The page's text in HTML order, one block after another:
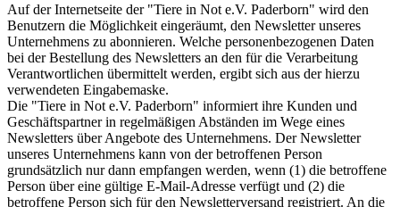
Auf der Internetseite der "Tiere in Not e.V. Paderborn" wird den
Benutzern die Möglichkeit eingeräumt, den Newsletter unseres
Unternehmens zu abonnieren. Welche personenbezogenen Daten
bei der Bestellung des Newsletters an den für die Verarbeitung
Verantwortlichen übermittelt werden, ergibt sich aus der hierzu
verwendeten Eingabemaske.
Die "Tiere in Not e.V. Paderborn" informiert ihre Kunden und
Geschäftspartner in regelmäßigen Abständen im Wege eines
Newsletters über Angebote des Unternehmens. Der Newsletter
unseres Unternehmens kann von der betroffenen Person
grundsätzlich nur dann empfangen werden, wenn (1) die betroffene
Person über eine gültige E-Mail-Adresse verfügt und (2) die
betroffene Person sich für den Newsletterversand registriert. An die